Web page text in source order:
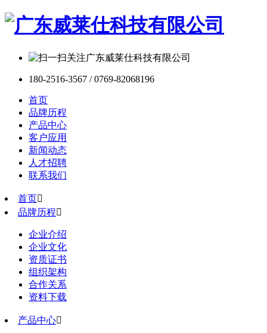
180-2516-3567 / 0769-82068196
首页
品牌历程
产品中心
客户应用
新闻动态
人才招聘
联系我们
首页
品牌历程
企业介绍
企业文化
资质证书
组织架构
合作关系
资料下载
产品中心